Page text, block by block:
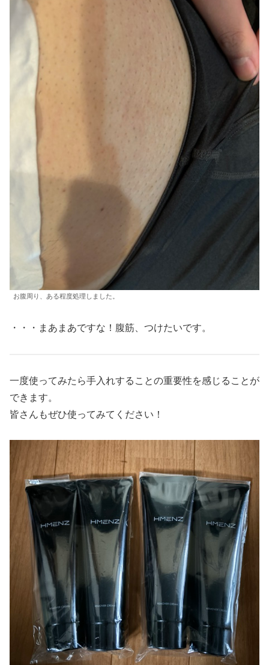
お腹周り、ある程度処理しました。
・・・まあまあですな！腹筋、つけたいです。
一度使ってみたら手入れすることの重要性を感じることが
できます。
皆さんもぜひ使ってみてください！